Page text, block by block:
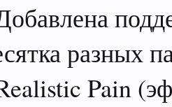
разных
Pain